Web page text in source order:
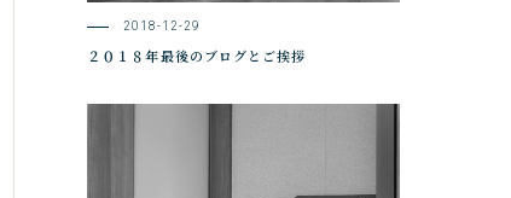
2018-12-29
２０１８年最後のブログとご挨拶